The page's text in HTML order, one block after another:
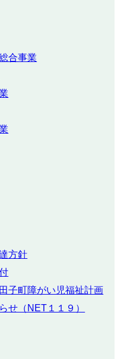
合事業
方針
子町障がい児福祉計画
せ（NET１１９）